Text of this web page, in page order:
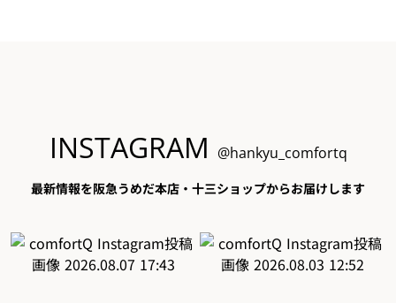
INSTAGRAM @hankyu_comfortq
最新情報を阪急うめだ本店・十三ショップからお届けします